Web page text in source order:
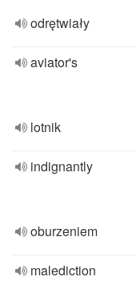
odrętwiały
aviator's
lotnik
indignantly
oburzeniem
malediction